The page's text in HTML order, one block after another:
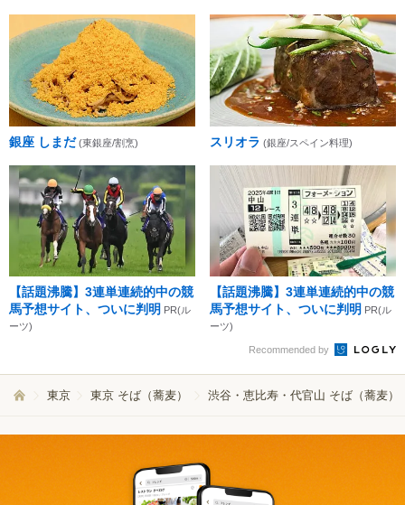
銀座 しまだ (東銀座/割烹) スリオラ (銀座/スペイン料理)
【話題沸騰】3連単連続的中の競
馬予想サイト、ついに判明 PR(ル
ーツ)
【話題沸騰】3連単連続的中の競
馬予想サイト、ついに判明 PR(ル
ーツ)
Recommended by
東京 東京 そば（蕎麦） 渋谷・恵比寿・代官山 そば（蕎麦）